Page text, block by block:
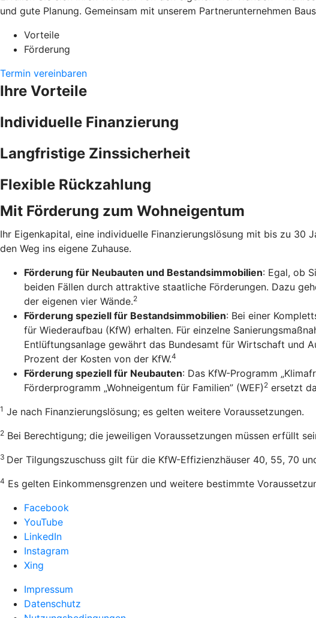
und gute Planung. Gemeinsam mit unserem Partnerunternehmen
Vorteile
Förderung
Termin vereinbaren
Ihre Vorteile
Individuelle Finanzierung
Langfristige Zinssicherheit
Flexible Rückzahlung
Mit Förderung zum Wohneigentum
Ihr Eigenkapital, eine individuelle Finanzierungslösung mit bis zu 30
den Weg ins eigene Zuhause.
Förderung für Neubauten und Bestandsimmobilien: Egal, ob
beiden Fällen durch attraktive staatliche Förderungen. Dazu
der eigenen vier Wände.2
Förderung speziell für Bestandsimmobilien: Bei einer
für Wiederaufbau (KfW) erhalten. Für einzelne
Entlüftungsanlage gewährt das Bundesamt für Wirtschaft und
Prozent der Kosten von der KfW.4
Förderung speziell für Neubauten: Das KfW-Programm
Förderprogramm „Wohneigentum für Familien” (WEF) 2 ersetzt
1 Je nach Finanzierungslösung; es gelten weitere Voraussetzungen.
2 Bei Berechtigung; die jeweiligen Voraussetzungen müssen erfüllt
3 Der Tilgungszuschuss gilt für die KfW-Effizienzhäuser 40, 55, 70
4 Es gelten Einkommensgrenzen und weitere bestimmte
Facebook
YouTube
LinkedIn
Instagram
Xing
Impressum
Datenschutz